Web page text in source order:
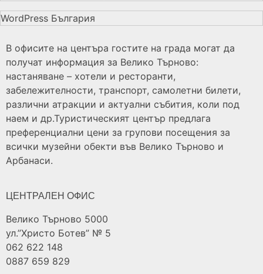
WordPress България
В офисите на центъра гостите на града могат да
получат информация за Велико Търново:
настаняване – хотели и ресторанти,
забележителности, транспорт, самолетни билети,
различни атракции и актуални събития, коли под
наем и др.Туристическият център предлага
преференциални цени за групови посещения за
всички музейни обекти във Велико Търново и
Арбанаси.
ЦЕНТРАЛЕН ОФИС
Велико Търново 5000
ул.”Христо Ботев” № 5
062 622 148
0887 659 829